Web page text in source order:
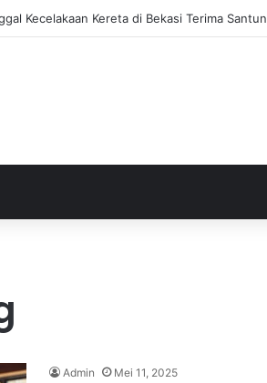
Eksel Runtukahu Dipanggil John
Admin Mei 11, 2025